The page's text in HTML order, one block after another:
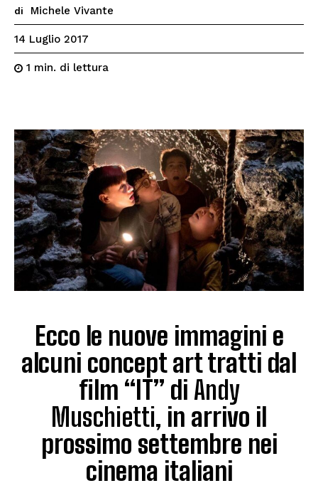
di Michele Vivante
14 Luglio 2017
1 min. di lettura
Ecco le nuove immagini e
alcuni concept art tratti dal
film “IT” di Andy
Muschietti, in arrivo il
prossimo settembre nei
cinema italiani